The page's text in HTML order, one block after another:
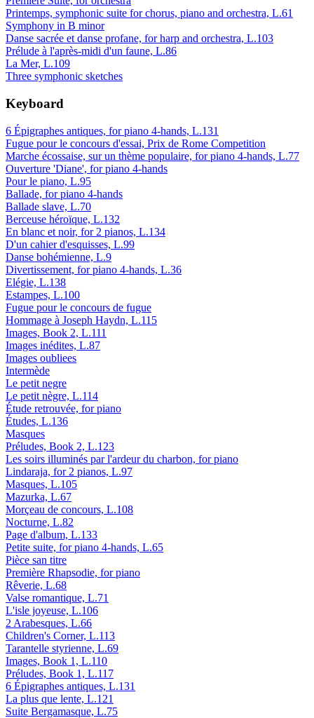
Printemps, symphonic suite for chorus, piano and orchestra, L.61
Symphony in B minor
Danse sacrée et danse profane, for harp and orchestra, L.103
Prélude à l'après-midi d'un faune, L.86
La Mer, L.109
Three symphonic sketches
Keyboard
6 Épigraphes antiques, for piano 4-hands, L.131
Fugue pour le concours d'essai, Prix de Rome Competition
Marche écossaise, sur un thème populaire, for piano 4-hands, L.77
Ouverture 'Diane', for piano 4-hands
Pour le piano, L.95
Ballade, for piano 4-hands
Ballade slave, L.70
Berceuse héroïque, L.132
En blanc et noir, for 2 pianos, L.134
D'un cahier d'esquisses, L.99
Danse bohémienne, L.9
Divertissement, for piano 4-hands, L.36
Elégie, L.138
Estampes, L.100
Fugue pour le concours de fugue
Hommage à Joseph Haydn, L.115
Images, Book 2, L.111
Images inédites, L.87
Images oubliees
Intermède
Le petit negre
Le petit nègre, L.114
Étude retrouvée, for piano
Études, L.136
Masques
Préludes, Book 2, L.123
Les soirs illuminés par l'ardeur du charbon, for piano
Lindaraja, for 2 pianos, L.97
Masques, L.105
Mazurka, L.67
Morçeau de concours, L.108
Nocturne, L.82
Page d'album, L.133
Petite suite, for piano 4-hands, L.65
Pièce san titre
Première Rhapsodie, for piano
Rêverie, L.68
Valse romantique, L.71
L'isle joyeuse, L.106
2 Arabesques, L.66
Children's Corner, L.113
Tarantelle styrienne, L.69
Images, Book 1, L.110
Préludes, Book 1, L.117
6 Épigraphes antiques, L.131
La plus que lente, L.121
Suite Bergamasque, L.75